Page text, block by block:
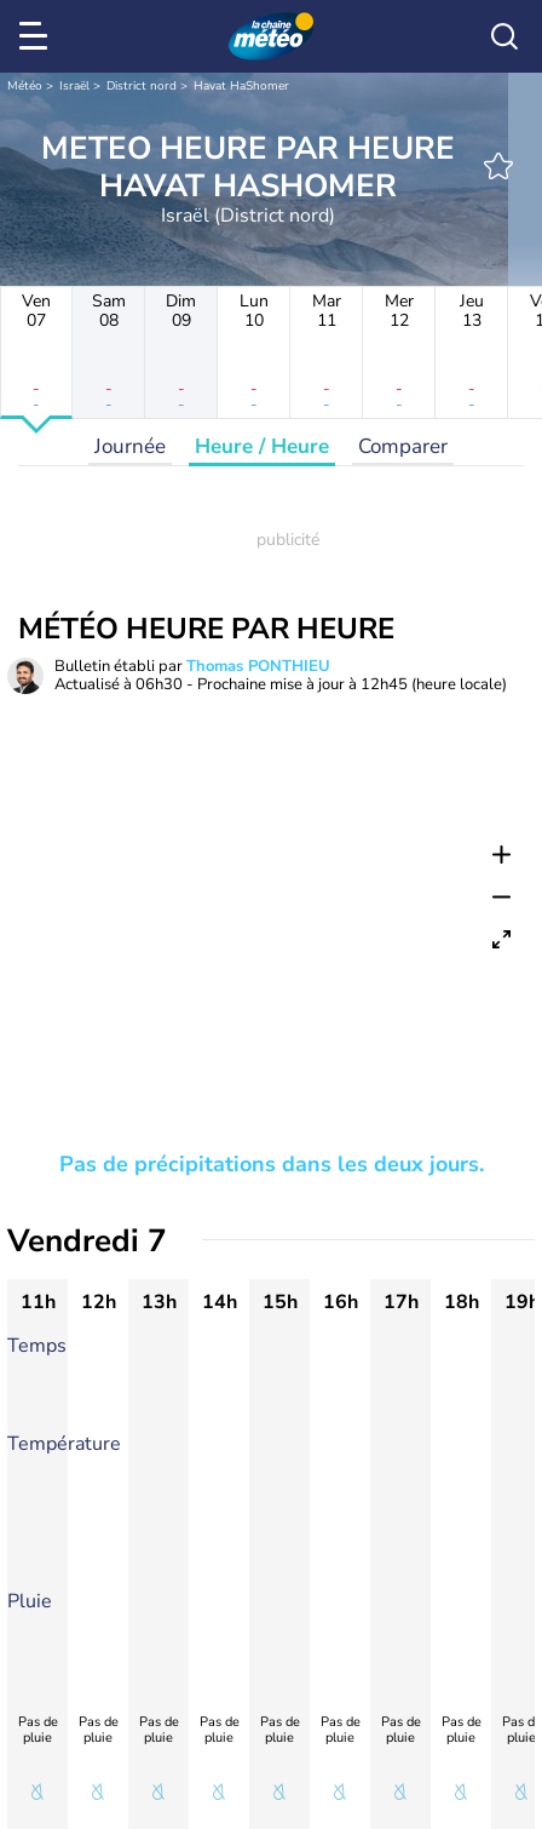
Météo Israël District nord Havat HaShomer
METEO HEURE PAR HEURE
HAVAT HASHOMER
Israël (District nord)
Ven
07
-
-
Sam
08
-
-
Dim
09
-
-
Lun
10
-
-
Mar
11
-
-
Mer
12
-
-
Jeu
13
-
-
Journée Heure / Heure Comparer
MÉTÉO HEURE PAR HEURE
Bulletin établi parThomas PONTHIEU
Actualisé à 06h30 - Prochaine mise à jour à 12h45 (heure locale)
Pas de précipitations dans les deux jours.
Vendredi 7
11h 12h 13h 14h 15h 16h 17h 18h
19h
Temps
Température
Pluie
Pas de
pluie
Pas de
pluie
Pas de
pluie
Pas de
pluie
Pas de
pluie
Pas de
pluie
Pas de
pluie
Pas de
pluie
Pas de
pluie